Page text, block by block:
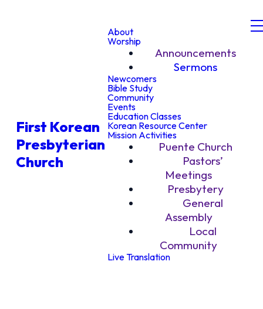
First Korean
Presbyterian
Church
About
Worship
Announcements
Sermons
Newcomers
Bible Study
Community
Events
Education Classes
Korean Resource Center
Mission Activities
Puente Church
Pastors’
Meetings
Presbytery
General
Assembly
Local
Community
Live Translation